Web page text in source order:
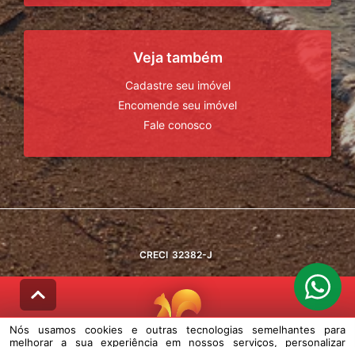
Veja também
Cadastre seu imóvel
Encomende seu imóvel
Fale conosco
CRECI 32382-J
Nós usamos cookies e outras tecnologias semelhantes para
melhorar a sua experiência em nossos serviços, personalizar